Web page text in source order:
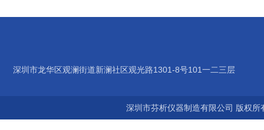
深圳市龙华区观澜街道新澜社区观光路1301-8号101一二三层
深圳市芬析仪器制造有限公司 版权